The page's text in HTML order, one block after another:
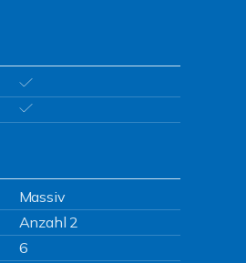
Massiv
Anzahl 2
6